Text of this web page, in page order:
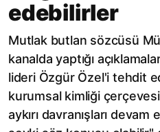
edebilirler
Mutlak butlan sözcüsü
kanalda yaptığı
lideri Özgür Özel'i tehdit
kurumsal kimliği
aykırı davranışları